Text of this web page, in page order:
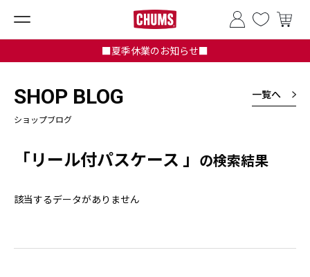
■夏季休業のお知らせ■
SHOP BLOG
ショップブログ
一覧へ
「リール付パスケース 」 の検索結果
該当するデータがありません